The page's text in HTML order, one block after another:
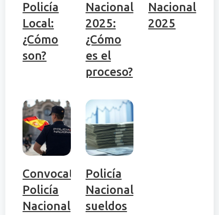
Policía
Local:
¿Cómo
son?
Nacional
2025:
¿Cómo
es el
proceso?
Nacional
2025
Convocatoria
Policía
Nacional
Policía
Nacional
sueldos